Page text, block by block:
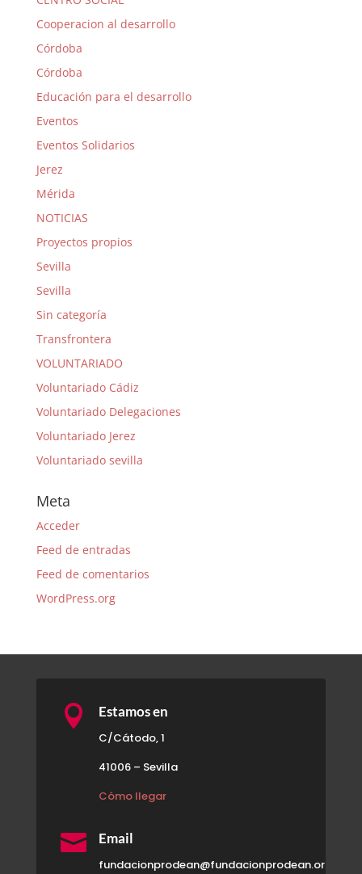
Cooperacion al desarrollo
Córdoba
Córdoba
Educación para el desarrollo
Eventos
Eventos Solidarios
Jerez
Mérida
NOTICIAS
Proyectos propios
Sevilla
Sevilla
Sin categoría
Transfrontera
VOLUNTARIADO
Voluntariado Cádiz
Voluntariado Delegaciones
Voluntariado Jerez
Voluntariado sevilla
Meta
Acceder
Feed de entradas
Feed de comentarios
WordPress.org
 Estamos en
C/Cátodo, 1
41006 – Sevilla
Cómo llegar
 Email
fundacionprodean@fundacionprodean.org